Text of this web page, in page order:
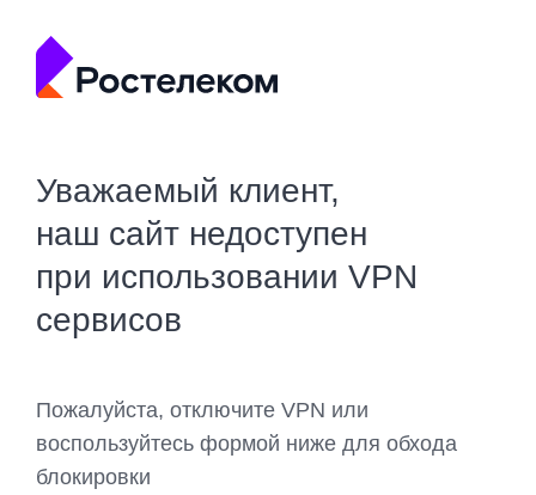
Уважаемый клиент,
наш сайт недоступен
при использовании VPN
сервисов
Пожалуйста, отключите VPN или
воспользуйтесь формой ниже для обхода
блокировки